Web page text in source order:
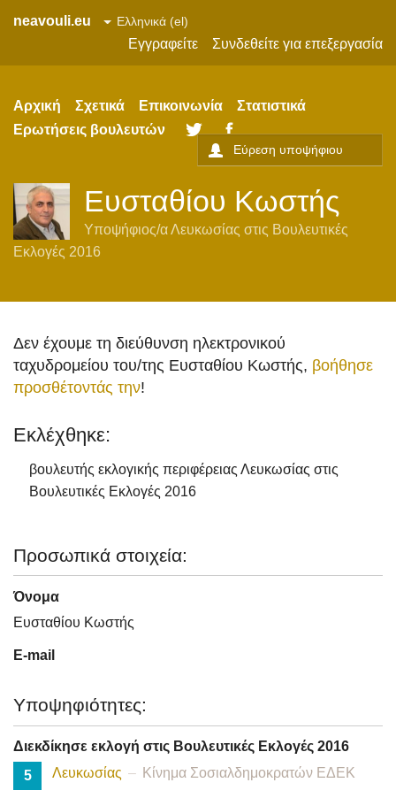
neavouli.eu
Εγγραφείτε
Συνδεθείτε για επεξεργασία
Αρχική Σχετικά Επικοινωνία
Στατιστικά
Ερωτήσεις βουλευτών
Twitter
Ευσταθίου Κωστής
Υποψήφιος/αΛευκωσίας στις Βουλευτικές
Εκλογές 2016
Δεν έχουμε τη διεύθυνση ηλεκτρονικού
ταχυδρομείου του/της Ευσταθίου Κωστής, βοήθησε
προσθέτοντάς την!
Εκλέχθηκε:
βουλευτής εκλογικής περιφέρειας Λευκωσίας στις
Βουλευτικές Εκλογές 2016
Προσωπικά στοιχεία:
Όνομα
Ευσταθίου Κωστής
E-mail
Υποψηφιότητες:
Διεκδίκησε εκλογή στις Βουλευτικές Εκλογές 2016
5
Λευκωσίας Κίνημα Σοσιαλδημοκρατών ΕΔΕΚ